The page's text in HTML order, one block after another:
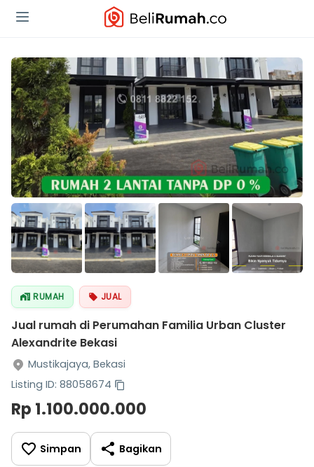
RUMAH JUAL
Jual rumah di Perumahan Familia Urban Cluster
Alexandrite Bekasi
Mustikajaya, Bekasi
Listing ID: 88058674
Rp 1.100.000.000
Simpan Bagikan